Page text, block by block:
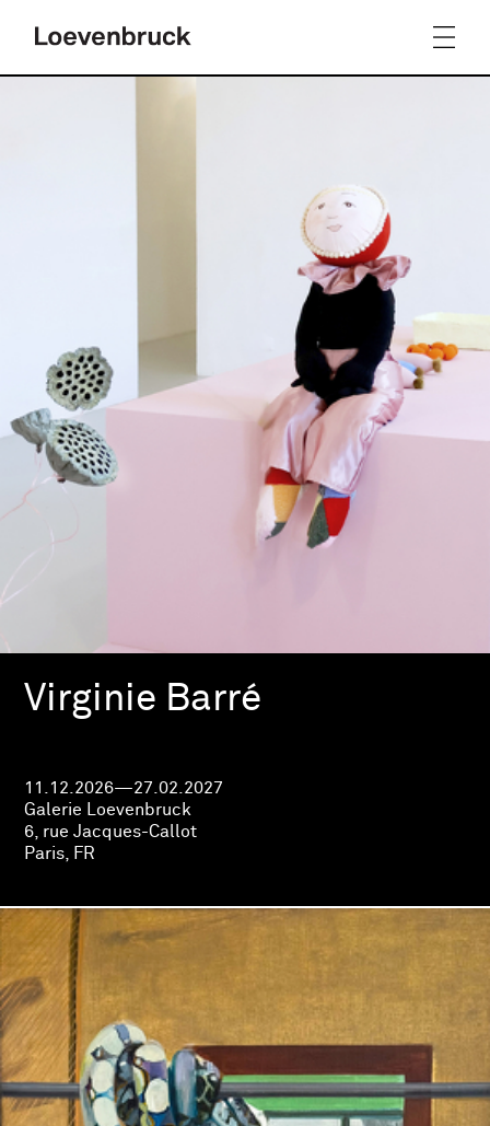
Virginie Barré
11.12.2026—27.02.2027
Galerie Loevenbruck
6, rue Jacques-Callot
Paris, FR